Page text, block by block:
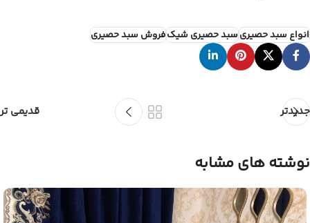
انواع سبد حصیریسبد حصیری شیکفروش سبد حصیری
جدیدتر قدیمی تر
نوشته های مشابه